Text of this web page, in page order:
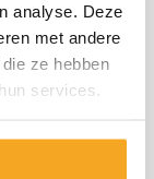
analyse. Deze
met andere
ze hebben
services.
Zeker
opties om